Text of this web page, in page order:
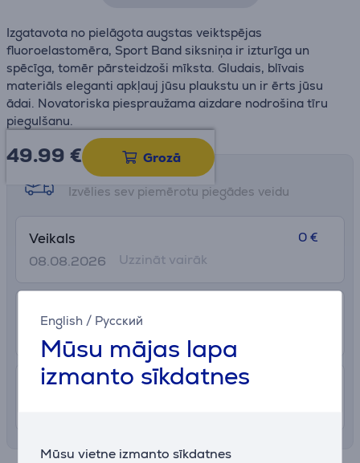
English / Русский
Mūsu mājas lapa
izmanto sīkdatnes
Mūsu vietne izmanto sīkdatnes
Izgatavota no pielāgota augstas veiktspējas
fluoroelastomēra, Sport Band siksniņa ir izturīga un
spēcīga, tomēr pārsteidzoši mīksta. Gludais, blīvais
materiāls eleganti apkļauj jūsu plaukstu un ir ērts jūsu
ādai. Novatoriska piespraužama aizdare nodrošina tīru
piegulšanu.
49.99 € Grozā
Saņemšanas iespējas
Izvēlies sev piemērotu piegādes veidu
Veikals
08.08.2026
0 €
Uzzināt vairāk
Pakomāts
12. - 17. augusts
Piegāde Latvijas teritorijā ar uznešanu